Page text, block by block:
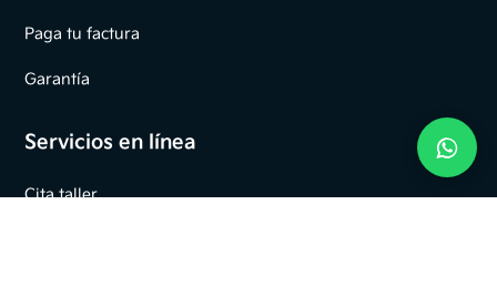
Paga tu factura
Garantía
Servicios en línea
Cita taller